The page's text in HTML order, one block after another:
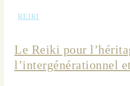
REIKI
Le Reiki pour
l’intergénérationnel